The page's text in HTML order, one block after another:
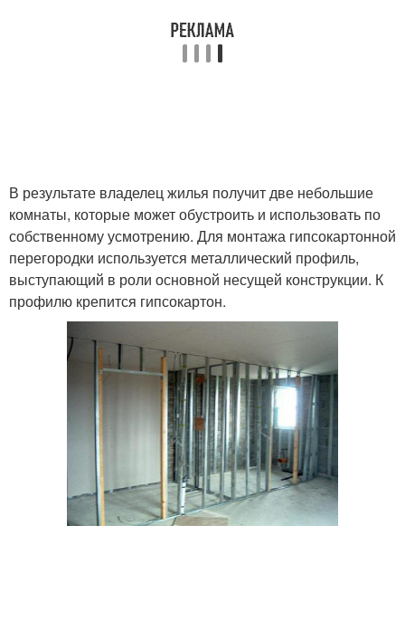
В результате владелец жилья получит две небольшие
комнаты, которые может обустроить и использовать по
собственному усмотрению. Для монтажа гипсокартонной
перегородки используется металлический профиль,
выступающий в роли основной несущей конструкции. К
профилю крепится гипсокартон.